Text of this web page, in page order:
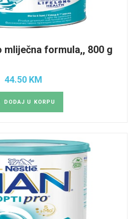
mliječna formula,, 800 g
44.50 KM
DODAJ U KORPU